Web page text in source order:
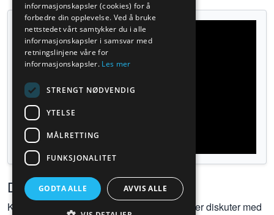
Diskusjoner
Kom gjerne med kommentarer, spørsmål eller diskuter med
informasjonskapsler (cookies) for å
forbedre din opplevelse. Ved å bruke
nettstedet vårt samtykker du i alle
informasjonskapsler i samsvar med
retningslinjene våre for
informasjonskapsler. Les mer
STRENGT NØDVENDIG
YTELSE
MÅLRETTING
FUNKSJONALITET
GODTA ALLE AVVIS ALLE